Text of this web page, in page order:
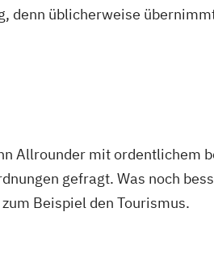
denn üblicherweise
Allrounder mit ordentlichem
gefragt. Was noch
Beispiel den Tourismus.